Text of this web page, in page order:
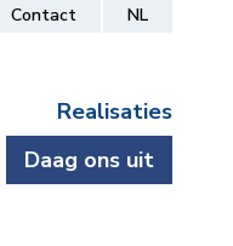
Contact NL
Realisaties
Daag ons uit